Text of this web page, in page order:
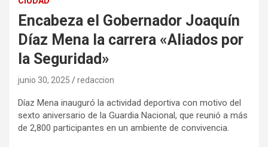
Encabeza el Gobernador Joaquín
Díaz Mena la carrera «Aliados por
la Seguridad»
junio 30, 2025 redaccion
Díaz Mena inauguró la actividad deportiva con motivo del
sexto aniversario de la Guardia Nacional, que reunió a más
de 2,800 participantes en un ambiente de convivencia.